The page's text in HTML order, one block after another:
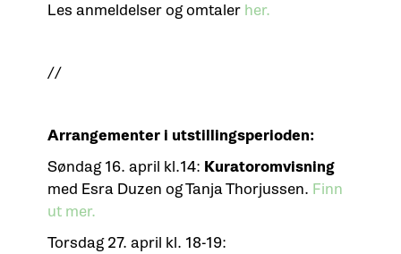
Les anmeldelser og omtalerher.
//
Arrangementer i utstillingsperioden:
Søndag 16. april kl.14: Kuratoromvisning
med Esra Duzen og Tanja Thorjussen. Finn
ut mer.
Torsdag 27. april kl. 18-19: